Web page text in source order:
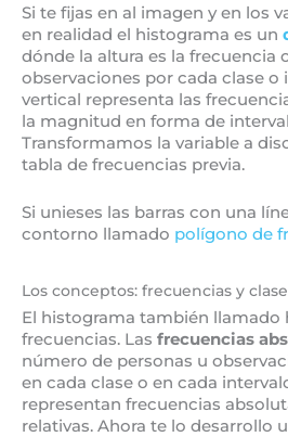
Si te fijas en al imagen y en los
en realidad el histograma es un
dónde la altura es la frecuencia
observaciones por cada clase o
vertical representa las
la magnitud en forma de
Transformamos la variable a
tabla de frecuencias previa.
Si unieses las barras con una
contorno llamado polígono de
Los conceptos: frecuencias y
El histograma también llamado
frecuencias. Las frecuencias
número de personas u
en cada clase o en cada
representan frecuencias
relativas. Ahora te lo desarrollo